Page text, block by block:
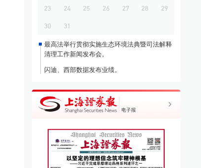
23 24 25 26 27 28 29
30 31
最高法举行贯彻实施生态环境法典暨司法解释
清理工作新闻发布会。
闪迪、西部数据发布业绩。